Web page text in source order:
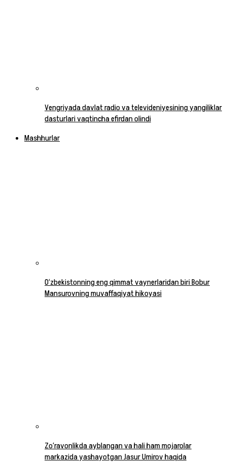
Vengriyada davlat radio va televideniyesining yangiliklar
dasturlari vaqtincha efirdan olindi
Mashhurlar
O‘zbekistonning eng qimmat vaynerlaridan biri Bobur
Mansurovning muvaffaqiyat hikoyasi
Zo‘ravonlikda ayblangan va hali ham mojarolar
markazida yashayotgan Jasur Umirov haqida